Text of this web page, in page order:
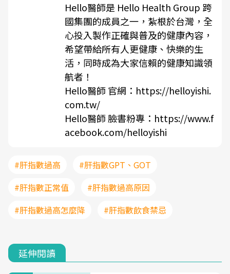
Hello醫師是 Hello Health Group 跨
國集團的成員之⼀，紮根於台灣，全
⼼投入製作正確與普及的健康內容，
希望帶給所有⼈更健康、快樂的生
活，同時成為大家信賴的健康知識領
航者！
Hello醫師 官網： https://helloyishi.
com.tw/
Hello醫師 臉書粉專： https://www.f
acebook.com/helloyishi
#肝指數過高
#肝指數GPT、GOT
#肝指數正常值
#肝指數過高原因
#肝指數過高怎麼降
#肝指數飲食禁忌
延伸閱讀